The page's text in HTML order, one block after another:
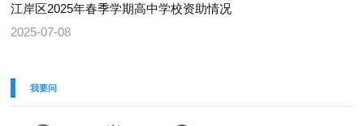
江岸区2025年春季学期高中学校资助情况
2025-07-08
我要问